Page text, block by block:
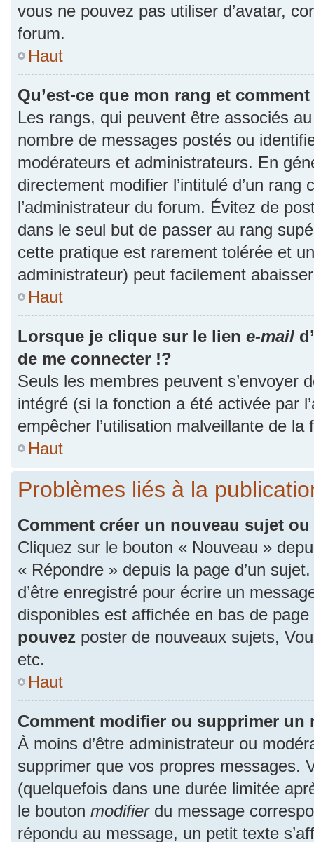
vous ne pouvez pas utiliser d’avatar,
forum.
Haut
Qu’est-ce que mon rang et
Les rangs, qui peuvent être associés
nombre de messages postés ou
modérateurs et administrateurs. En
directement modifier l’intitulé d’un
l’administrateur du forum. Évitez de
dans le seul but de passer au rang
cette pratique est rarement tolérée et
administrateur) peut facilement
Haut
Lorsque je clique sur le lien e-mail
de me connecter !?
Seuls les membres peuvent s’envoyer
intégré (si la fonction a été activée par
empêcher l’utilisation malveillante de
Haut
Problèmes liés à la
Comment créer un nouveau sujet
Cliquez sur le bouton « Nouveau »
« Répondre » depuis la page d’un
d’être enregistré pour écrire un
disponibles est affichée en bas de
pouvez poster de nouveaux sujets,
etc.
Haut
Comment modifier ou supprimer un
À moins d’être administrateur ou
supprimer que vos propres messages.
(quelquefois dans une durée limitée
le bouton modifierdu message
répondu au message, un petit texte